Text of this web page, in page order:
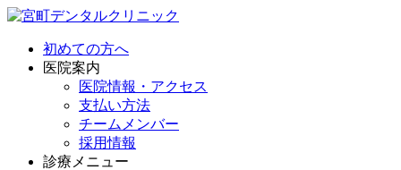
初めての方へ
医院案内
医院情報・アクセス
支払い方法
チームメンバー
採用情報
診療メニュー